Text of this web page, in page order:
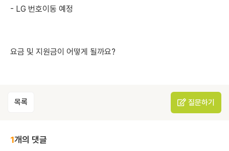
- LG 번호이동 예정
요금 및 지원금이 어떻게 될까요?
목록 질문하기
1개의 댓글